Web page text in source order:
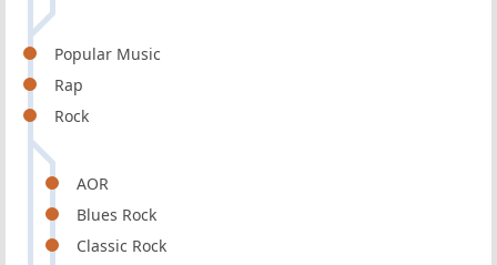
Popular Music
Rap
Rock
AOR
Blues Rock
Classic Rock